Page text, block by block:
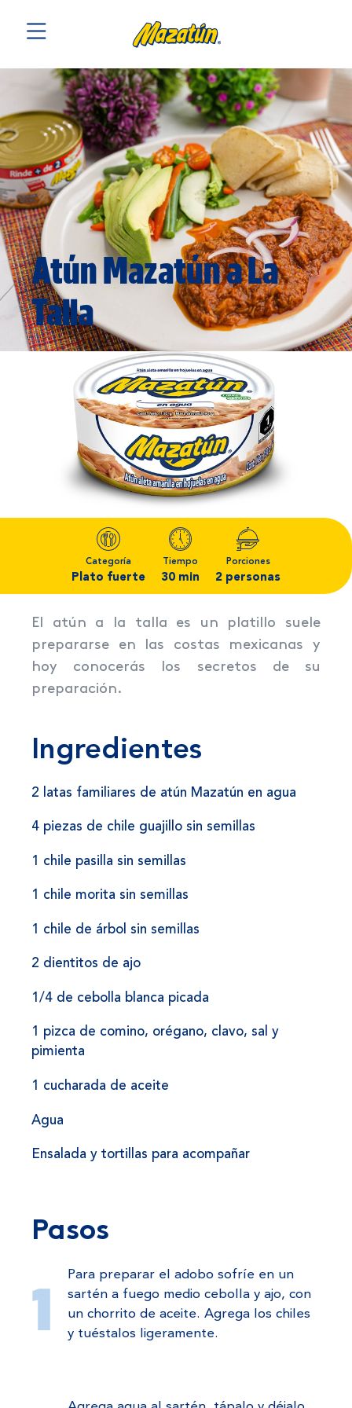
Atún Mazatún a La
Talla
Categoría
Plato fuerte
Tiempo
30 min
Porciones
2 personas
El atún a la talla es un platillo suele
prepararse en las costas mexicanas y
hoy conocerás los secretos de su
preparación.
Ingredientes
2 latas familiares de atún Mazatún en agua
4 piezas de chile guajillo sin semillas
1 chile pasilla sin semillas
1 chile morita sin semillas
1 chile de árbol sin semillas
2 dientitos de ajo
1/4 de cebolla blanca picada
1 pizca de comino, orégano, clavo, sal y
pimienta
1 cucharada de aceite
Agua
Ensalada y tortillas para acompañar
Pasos
Para preparar el adobo sofríe en un
sartén a fuego medio cebolla y ajo, con
un chorrito de aceite. Agrega los chiles
y tuéstalos ligeramente.